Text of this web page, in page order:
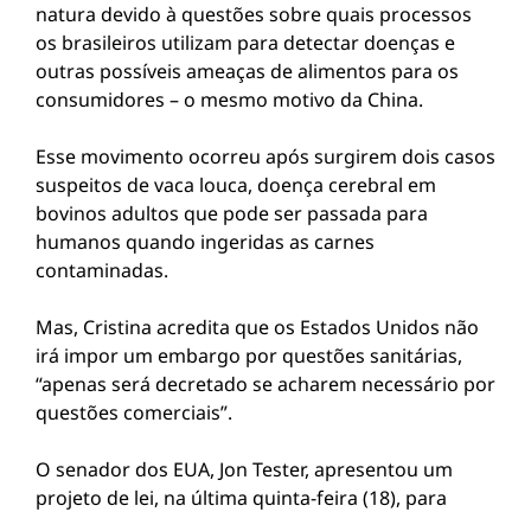
natura devido à questões sobre quais processos
os brasileiros utilizam para detectar doenças e
outras possíveis ameaças de alimentos para os
consumidores – o mesmo motivo da China.
Esse movimento ocorreu após surgirem dois casos
suspeitos de vaca louca, doença cerebral em
bovinos adultos que pode ser passada para
humanos quando ingeridas as carnes
contaminadas.
Mas, Cristina acredita que os Estados Unidos não
irá impor um embargo por questões sanitárias,
“apenas será decretado se acharem necessário por
questões comerciais”.
O senador dos EUA, Jon Tester, apresentou um
projeto de lei, na última quinta-feira (18), para